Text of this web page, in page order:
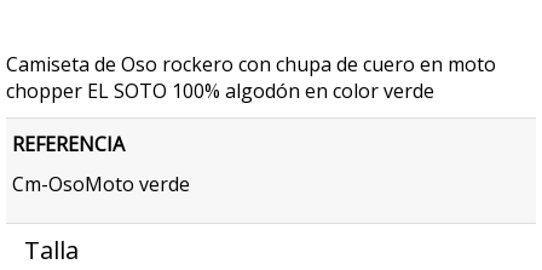
Camiseta de Oso rockero con chupa de cuero en moto
chopper EL SOTO 100% algodón en color verde
REFERENCIA
Cm-OsoMoto verde
Talla